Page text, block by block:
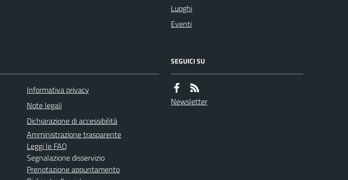
Luoghi
Eventi
Informativa privacy
Note legali
Dichiarazione di accessibilità
Amministrazione trasparente
Leggi le FAQ
Segnalazione disservizio
Prenotazione appuntamento
SEGUICI SU
Newsletter